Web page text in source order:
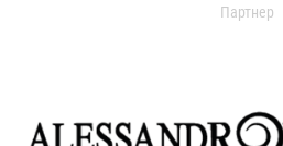
Партнер